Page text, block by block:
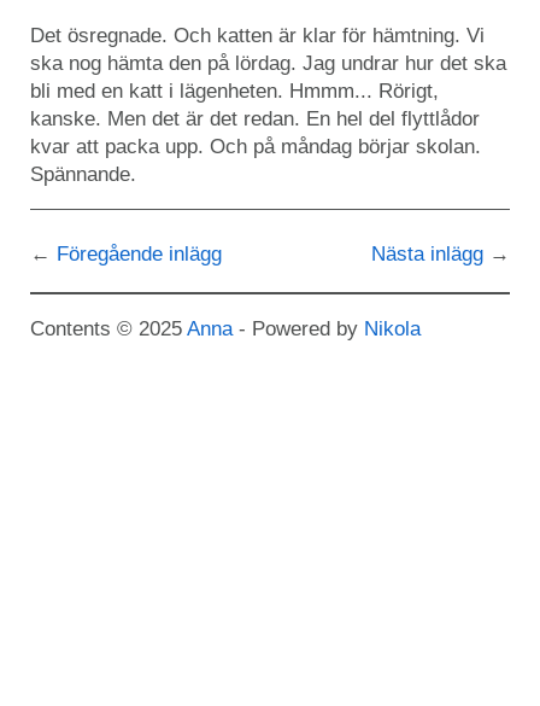
Det ösregnade. Och katten är klar för hämtning. Vi
ska nog hämta den på lördag. Jag undrar hur det ska
bli med en katt i lägenheten. Hmmm... Rörigt,
kanske. Men det är det redan. En hel del flyttlådor
kvar att packa upp. Och på måndag börjar skolan.
Spännande.
Föregående inlägg Nästa inlägg
Contents © 2025 Anna - Powered by Nikola